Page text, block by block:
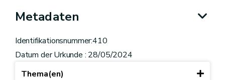
Metadaten
Identifikationsnummer:410
Datum der Urkunde : 28/05/2024
Thema(en)